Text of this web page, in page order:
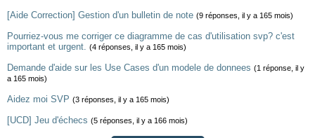
[Aide Correction] Gestion d'un bulletin de note (9 réponses, il y a 165 mois)
Pourriez-vous me corriger ce diagramme de cas d'utilisation svp? c'est
important et urgent. (4 réponses, il y a 165 mois)
Demande d'aide sur les Use Cases d'un modele de donnees (1 réponse, il y
a 165 mois)
Aidez moi SVP (3 réponses, il y a 165 mois)
[UCD] Jeu d'échecs (5 réponses, il y a 166 mois)